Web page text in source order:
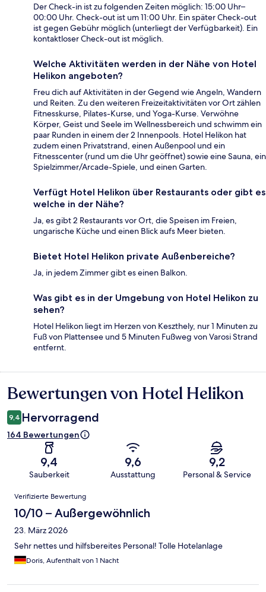
Der Check-in ist zu folgenden Zeiten möglich: 15:00 Uhr–
00:00 Uhr. Check-out ist um 11:00 Uhr. Ein später Check-out
ist gegen Gebühr möglich (unterliegt der Verfügbarkeit). Ein
kontaktloser Check-out ist möglich.
Welche Aktivitäten werden in der Nähe von Hotel
Helikon angeboten?
Freu dich auf Aktivitäten in der Gegend wie Angeln, Wandern
und Reiten. Zu den weiteren Freizeitaktivitäten vor Ort zählen
Fitnesskurse, Pilates-Kurse, und Yoga-Kurse. Verwöhne
Körper, Geist und Seele im Wellnessbereich und schwimm ein
paar Runden in einem der 2 Innenpools. Hotel Helikon hat
zudem einen Privatstrand, einen Außenpool und ein
Fitnesscenter (rund um die Uhr geöffnet) sowie eine Sauna, ein
Spielzimmer/Arcade-Spiele, und einen Garten.
Verfügt Hotel Helikon über Restaurants oder gibt es
welche in der Nähe?
Ja, es gibt 2 Restaurants vor Ort, die Speisen im Freien,
ungarische Küche und einen Blick aufs Meer bieten.
Bietet Hotel Helikon private Außenbereiche?
Ja, in jedem Zimmer gibt es einen Balkon.
Was gibt es in der Umgebung von Hotel Helikon zu
sehen?
Hotel Helikon liegt im Herzen von Keszthely, nur 1 Minuten zu
Fuß von Plattensee und 5 Minuten Fußweg von Varosi Strand
entfernt.
Bewertungen
Bewertungen von Hotel Helikon
9,4 Hervorragend
164 Bewertungen
9,4
Sauberkeit
9,6
Ausstattung
9,2
Personal & Service
Bewertungen
Verifizierte Bewertung
10/10 – Außergewöhnlich
23. März 2026
Sehr nettes und hilfsbereites Personal! Tolle Hotelanlage
Doris, Aufenthalt von 1 Nacht